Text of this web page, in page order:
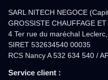
SARL NITECH NEGOCE
GROSSISTE CHAUFFAGE
4 Ter rue du maréchal
SIRET 532634540 00035
RCS Nancy A 532 634 540 /
Service client :